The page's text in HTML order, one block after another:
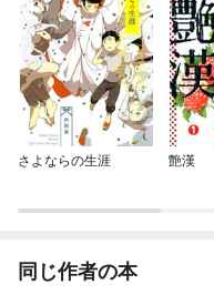
さよならの生涯 艶漢
同じ作者の本